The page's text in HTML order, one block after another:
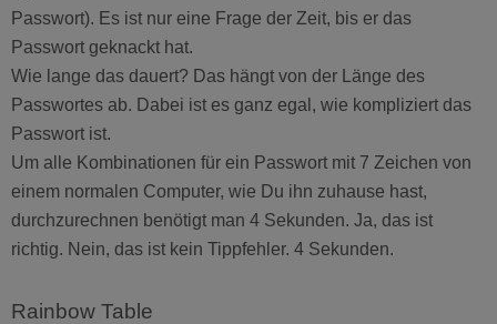
Passwort). Es ist nur eine Frage der Zeit, bis er das
Passwort geknackt hat.
Wie lange das dauert? Das hängt von der Länge des
Passwortes ab. Dabei ist es ganz egal, wie kompliziert das
Passwort ist.
Um alle Kombinationen für ein Passwort mit 7 Zeichen von
einem normalen Computer, wie Du ihn zuhause hast,
durchzurechnen benötigt man 4 Sekunden. Ja, das ist
richtig. Nein, das ist kein Tippfehler. 4 Sekunden.
Rainbow Table